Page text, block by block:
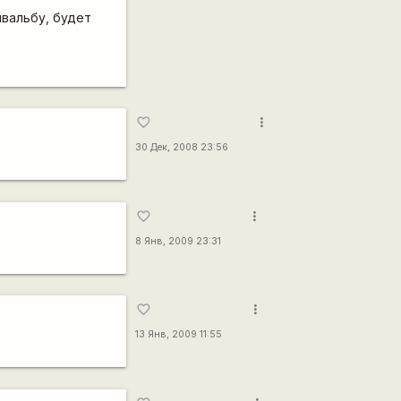
будет
favorite_border
30 Дек, 2008 23:56
more_vert
favorite_border
8 Янв, 2009 23:31
more_vert
favorite_border
13 Янв, 2009 11:55
more_vert